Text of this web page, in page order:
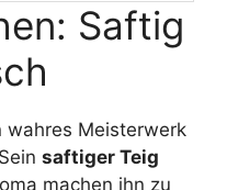
Saftig
wahres Meisterwerk
saftiger Teig
machen ihn zu